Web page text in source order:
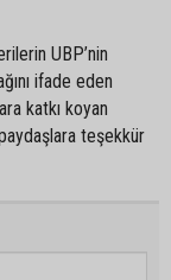
UBP’nin
ifade eden
katkı koyan
teşekkür